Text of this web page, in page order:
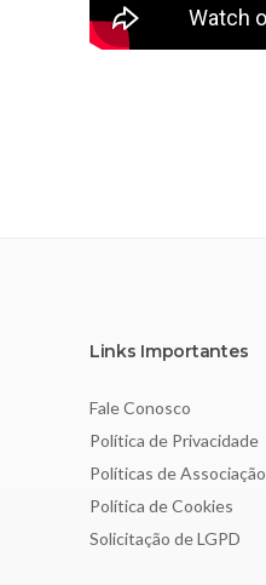
Links Importantes
Fale Conosco
Política de Privacidade
Políticas de Associação
Política de Cookies
Solicitação de LGPD